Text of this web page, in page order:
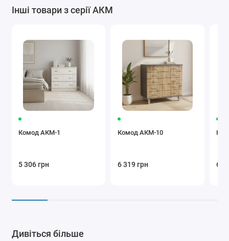
Інші товари з серії АКМ
Комод АКМ-1
5 306 грн
Комод АКМ-10
6 319 грн 6
Дивіться більше